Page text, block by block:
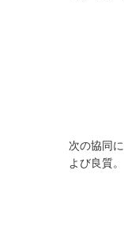
ービス熱
る